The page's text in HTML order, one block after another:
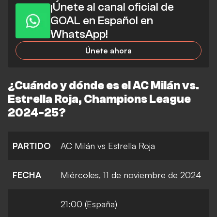
¡Únete al canal oficial de
GOAL en Español en
WhatsApp!
Únete ahora
¿Cuándo y dónde es el AC Milán vs.
Estrella Roja, Champions League
2024-25?
PARTIDO AC Milán vs Estrella Roja
FECHA Miércoles, 11 de noviembre de 2024
21:00 (España)